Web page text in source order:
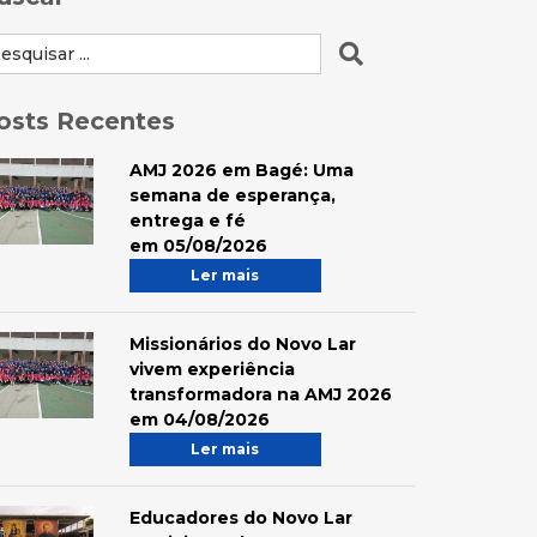
Recentes
AMJ 2026 em Bagé: Uma
semana de esperança,
entrega e fé
em 05/08/2026
Ler mais
Missionários do Novo Lar
vivem experiência
transformadora na AMJ 2026
em 04/08/2026
Ler mais
Educadores do Novo Lar